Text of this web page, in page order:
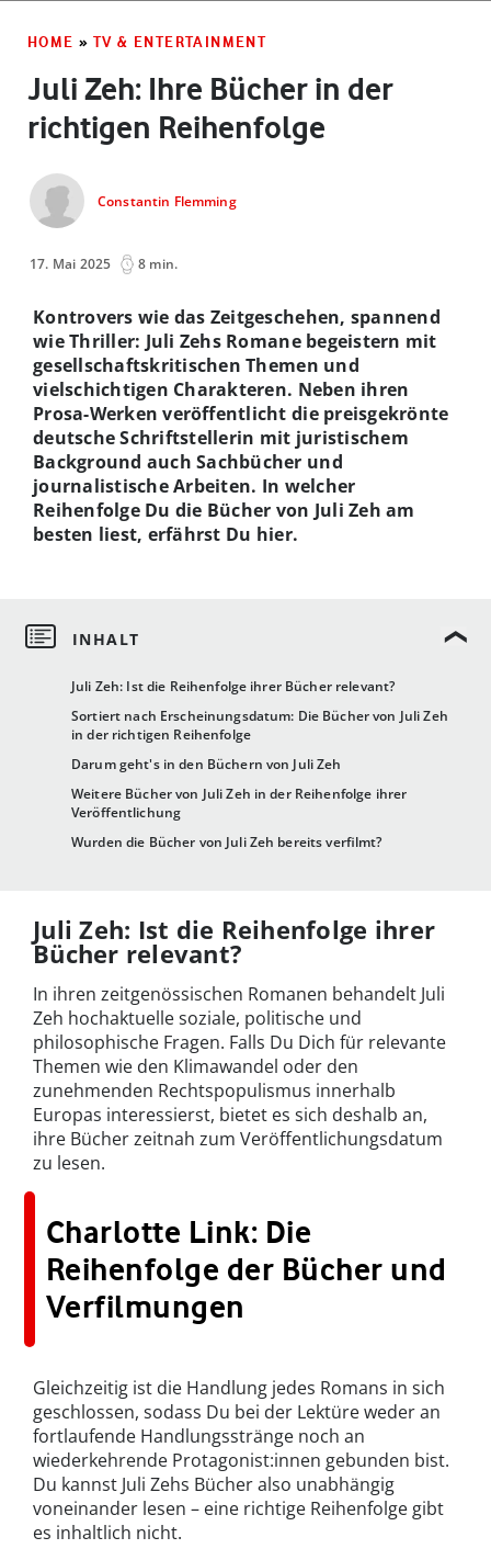
HOME » TV & ENTERTAINMENT
Juli Zeh: Ihre Bücher in der
richtigen Reihenfolge
Constantin Flemming
17. Mai 2025 8 min.
Juli Zeh: Ist die Reihenfolge ihrer Bücher relevant?
Sortiert nach Erscheinungsdatum: Die Bücher von Juli Zeh
in der richtigen Reihenfolge
Darum geht's in den Büchern von Juli Zeh
Weitere Bücher von Juli Zeh in der Reihenfolge ihrer
Veröffentlichung
Wurden die Bücher von Juli Zeh bereits verfilmt?
Kontrovers wie das Zeitgeschehen, spannend
wie Thriller: Juli Zehs Romane begeistern mit
gesellschaftskritischen Themen und
vielschichtigen Charakteren. Neben ihren
Prosa-Werken veröffentlicht die preisgekrönte
deutsche Schriftstellerin mit juristischem
Background auch Sachbücher und
journalistische Arbeiten. In welcher
Reihenfolge Du die Bücher von Juli Zeh am
besten liest, erfährst Du hier.
Juli Zeh: Ist die Reihenfolge ihrer
Bücher relevant?
In ihren zeitgenössischen Romanen behandelt Juli
Zeh hochaktuelle soziale, politische und
philosophische Fragen. Falls Du Dich für relevante
Themen wie den Klimawandel oder den
zunehmenden Rechtspopulismus innerhalb
Europas interessierst, bietet es sich deshalb an,
ihre Bücher zeitnah zum Veröffentlichungsdatum
zu lesen.
Charlotte Link: Die
Reihenfolge der Bücher und
Verfilmungen
Gleichzeitig ist die Handlung jedes Romans in sich
geschlossen, sodass Du bei der Lektüre weder an
fortlaufende Handlungsstränge noch an
wiederkehrende Protagonist:innen gebunden bist.
Du kannst Juli Zehs Bücher also unabhängig
voneinander lesen – eine richtige Reihenfolge gibt
es inhaltlich nicht.